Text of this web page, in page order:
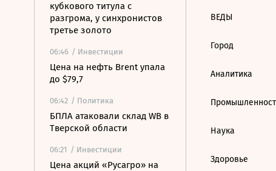
кубкового титула с
разгрома, у синхронистов
третье золото
06:46 / Инвестиции
Цена на нефть Brent упала
до $79,7
06:42 / Политика
БПЛА атаковали склад WB в
Тверской области
06:21 / Инвестиции
Цена акций «Русагро» на
ВЕДЫ
Город
Аналитика
Наука
Здоровье